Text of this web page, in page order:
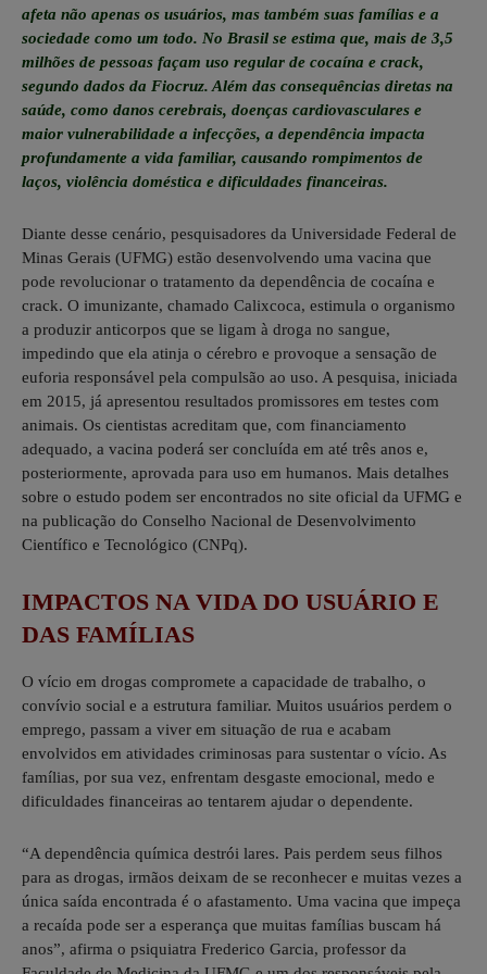
afeta não apenas os usuários, mas também suas famílias e a
sociedade como um todo. No Brasil se estima que, mais de 3,5
milhões de pessoas façam uso regular de cocaína e crack,
segundo dados da Fiocruz. Além das consequências diretas na
saúde, como danos cerebrais, doenças cardiovasculares e
maior vulnerabilidade a infecções, a dependência impacta
profundamente a vida familiar, causando rompimentos de
laços, violência doméstica e dificuldades financeiras.
Diante desse cenário, pesquisadores da Universidade Federal de
Minas Gerais (UFMG) estão desenvolvendo uma vacina que
pode revolucionar o tratamento da dependência de cocaína e
crack. O imunizante, chamado Calixcoca, estimula o organismo
a produzir anticorpos que se ligam à droga no sangue,
impedindo que ela atinja o cérebro e provoque a sensação de
euforia responsável pela compulsão ao uso. A pesquisa, iniciada
em 2015, já apresentou resultados promissores em testes com
animais. Os cientistas acreditam que, com financiamento
adequado, a vacina poderá ser concluída em até três anos e,
posteriormente, aprovada para uso em humanos. Mais detalhes
sobre o estudo podem ser encontrados no site oficial da UFMG e
na publicação do Conselho Nacional de Desenvolvimento
Científico e Tecnológico (CNPq).
IMPACTOS NA VIDA DO USUÁRIO E
DAS FAMÍLIAS
O vício em drogas compromete a capacidade de trabalho, o
convívio social e a estrutura familiar. Muitos usuários perdem o
emprego, passam a viver em situação de rua e acabam
envolvidos em atividades criminosas para sustentar o vício. As
famílias, por sua vez, enfrentam desgaste emocional, medo e
dificuldades financeiras ao tentarem ajudar o dependente.
“A dependência química destrói lares. Pais perdem seus filhos
para as drogas, irmãos deixam de se reconhecer e muitas vezes a
única saída encontrada é o afastamento. Uma vacina que impeça
a recaída pode ser a esperança que muitas famílias buscam há
anos”, afirma o psiquiatra Frederico Garcia, professor da